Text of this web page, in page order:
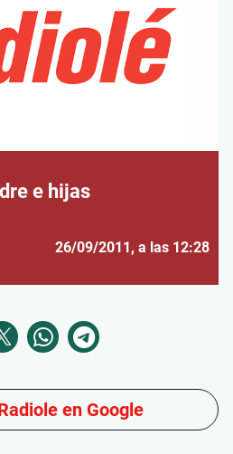
e hijas
26/09/2011, a las 12:28
en Google